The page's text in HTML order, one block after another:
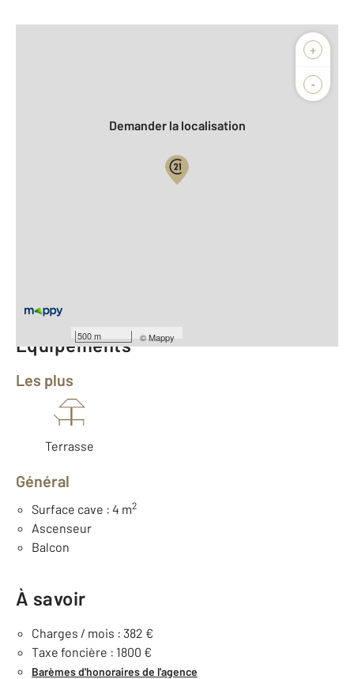
+
-
500 m ©Mappy
Biens vendus
Demander la localisation
Équipements
Les plus
Terrasse
Général
Surface cave : 4 m2
Ascenseur
Balcon
À savoir
Charges / mois : 382 €
Taxe foncière : 1800 €
Barèmes d'honoraires de l'agence